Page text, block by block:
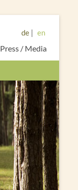
de en
Press / Media